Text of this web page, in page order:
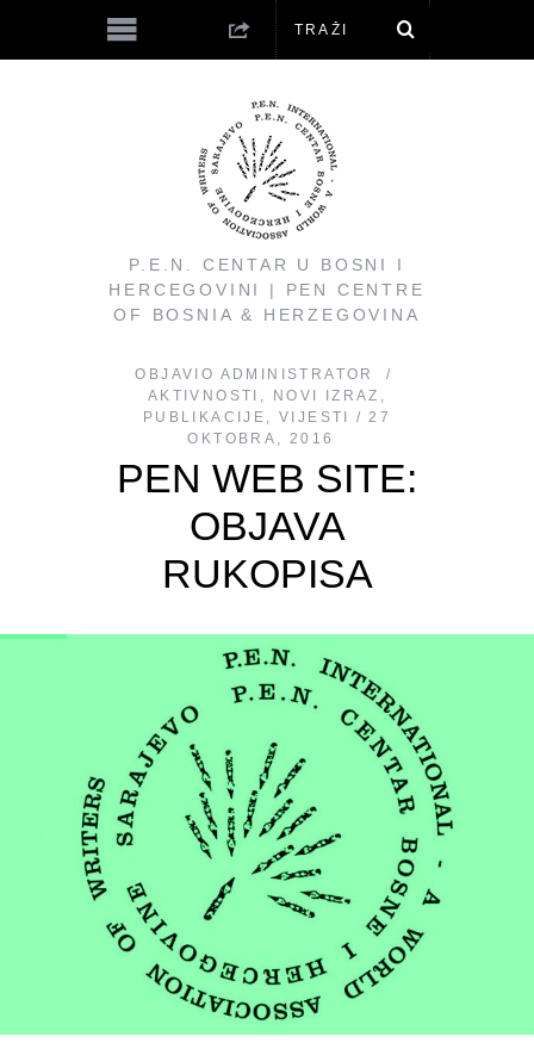
P.E.N. CENTAR U BOSNI I
HERCEGOVINI | PEN CENTRE
OF BOSNIA & HERZEGOVINA
OBJAVIO ADMINISTRATOR
AKTIVNOSTI , NOVI IZRAZ ,
PUBLIKACIJE ,VIJESTI
27
OKTOBRA, 2016
PEN WEB SITE:
OBJAVA
RUKOPISA